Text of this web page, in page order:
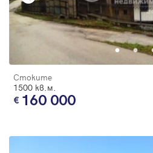
Стоките
1500 кв.м.
160 000